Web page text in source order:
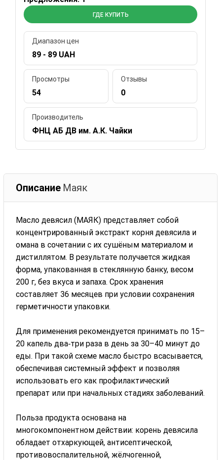
ГДЕ КУПИТЬ
Диапазон цен
89 - 89 UAH
Просмотры
54
Отзывы
0
Производитель
ФНЦ АБ ДВ им. А.К. Чайки
Описание Маяк
Масло девясил (МАЯК) представляет собой
концентрированный экстракт корня девясила и
омана в сочетании с их сушёным материалом и
дистиллятом. В результате получается жидкая
форма, упакованная в стеклянную банку, весом
200 г, без вкуса и запаха. Срок хранения
составляет 36 месяцев при условии сохранения
герметичности упаковки.
Для применения рекомендуется принимать по 15–
20 капель два‑три раза в день за 30–40 минут до
еды. При такой схеме масло быстро всасывается,
обеспечивая системный эффект и позволяя
использовать его как профилактический
препарат или при начальных стадиях заболеваний.
Польза продукта основана на
многокомпонентном действии: корень девясила
обладает отхаркующей, антисептической,
противовоспалительной, жёлчогенной,